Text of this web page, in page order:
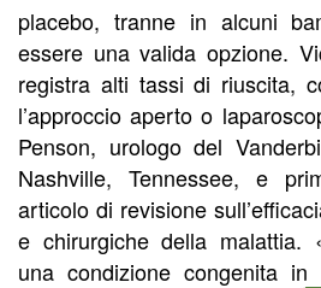
placebo, tranne in alcuni
essere una valida opzione.
registra alti tassi di riuscita,
l’approccio aperto o
Penson, urologo del
Nashville, Tennessee, e
articolo di revisione
e chirurgiche della malattia.
una condizione congenita